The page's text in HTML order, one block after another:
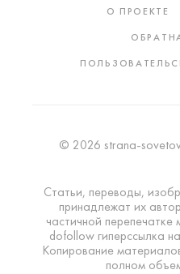
О ПРОЕКТЕ
© 2026 strana-
Статьи, переводы,
принадлежат их
частичной
dofollow гиперссылка
Копирование
полном